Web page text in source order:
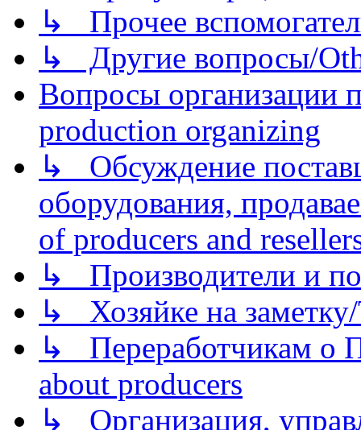
↳ Прочее
↳ Другие вопросы/
Вопросы организации
production organizing
↳ Обсуждение
оборудования,
of producers and
↳ Производители и
↳ Хозяйке на
↳ Переработчикам о
about producers
↳ Организация,